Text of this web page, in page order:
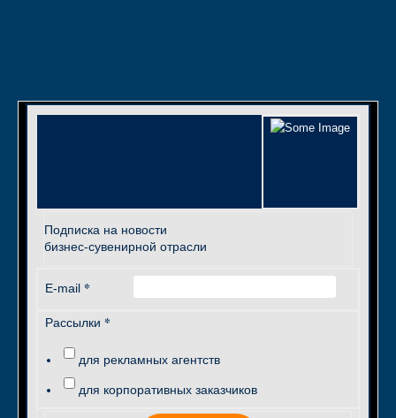
Подписка на новости
бизнес-сувенирной отрасли
E-mail *
Рассылки *
для рекламных агентств
для корпоративных заказчиков